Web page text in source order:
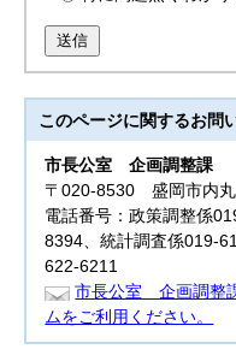
送信
このページに関するお問
市長公室企画調整課
〒020-8530 盛岡市内
電話番号：政策調整係
8394、統計調査係019-
622-6211
市長公室 企画調整
ムをご利用ください。